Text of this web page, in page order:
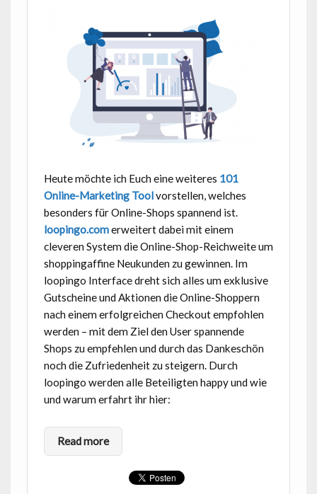
Heute möchte ich Euch eine weiteres 101
Online-Marketing Toolvorstellen, welches
besonders für Online-Shops spannend ist.
loopingo.comerweitert dabei mit einem
cleveren System die Online-Shop-Reichweite um
shoppingaffine Neukunden zu gewinnen. Im
loopingo Interface dreht sich alles um exklusive
Gutscheine und Aktionen die Online-Shoppern
nach einem erfolgreichen Checkout empfohlen
werden – mit dem Ziel den User spannende
Shops zu empfehlen und durch das Dankeschön
noch die Zufriedenheit zu steigern. Durch
loopingo werden alle Beteiligten happy und wie
und warum erfahrt ihr hier:
Read more